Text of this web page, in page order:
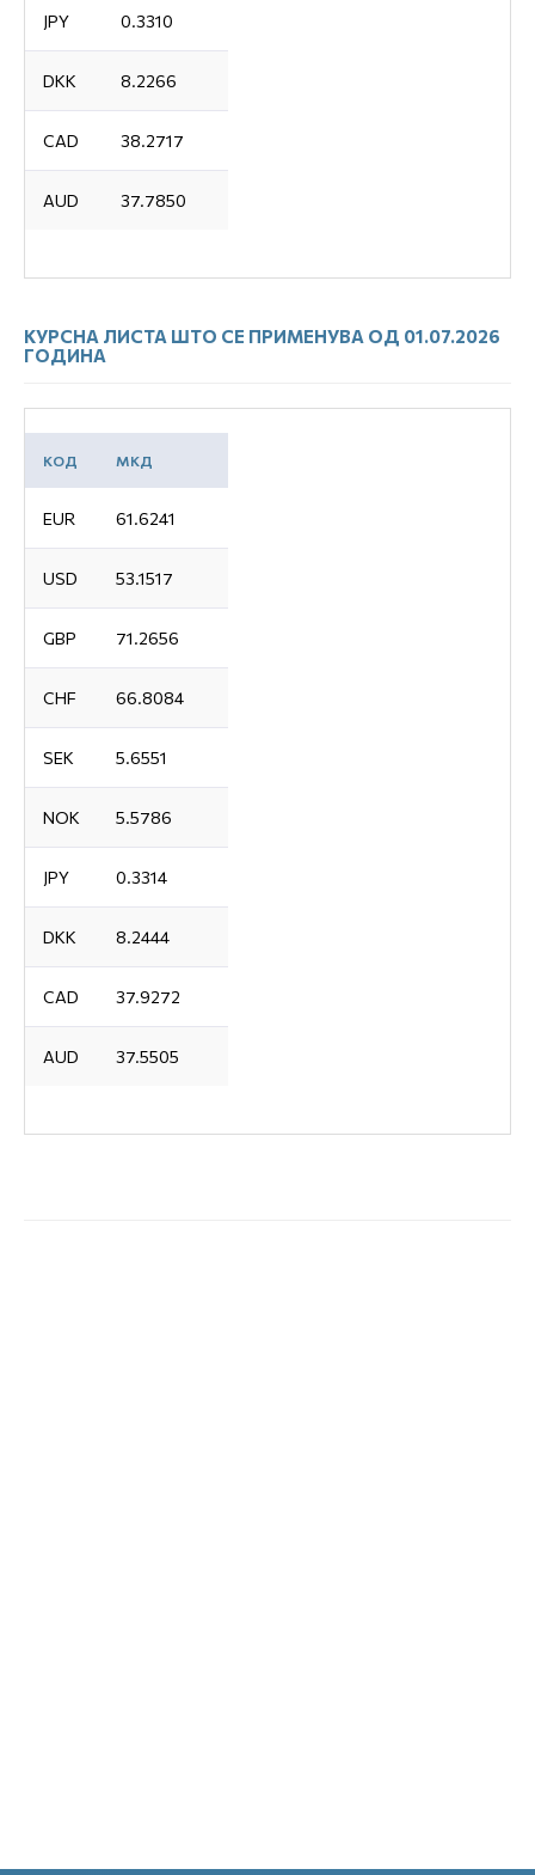
JPY 0.3310
DKK 8.2266
CAD 38.2717
AUD 37.7850
КУРСНА ЛИСТА ШТО СЕ ПРИМЕНУВА ОД 01.07.2026
ГОДИНА
КОД МКД
EUR 61.6241
USD 53.1517
GBP 71.2656
CHF 66.8084
SEK 5.6551
NOK 5.5786
JPY 0.3314
DKK 8.2444
CAD 37.9272
AUD 37.5505